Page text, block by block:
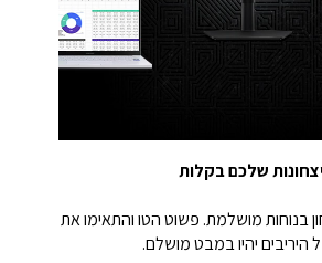
שלכם בקלות
בנוחות מושלמת. פשוט הטו והתאימו את
יהיו במבט מושלם.